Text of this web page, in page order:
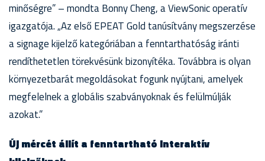
minőségre” – mondta Bonny Cheng, a ViewSonic operatív
igazgatója. „Az első EPEAT Gold tanúsítvány megszerzése
a signage kijelző kategóriában a fenntarthatóság iránti
rendíthetetlen törekvésünk bizonyítéka. Továbbra is olyan
környezetbarát megoldásokat fogunk nyújtani, amelyek
megfelelnek a globális szabványoknak és felülmúlják
azokat.”
Új mércét állít a fenntartható interaktív